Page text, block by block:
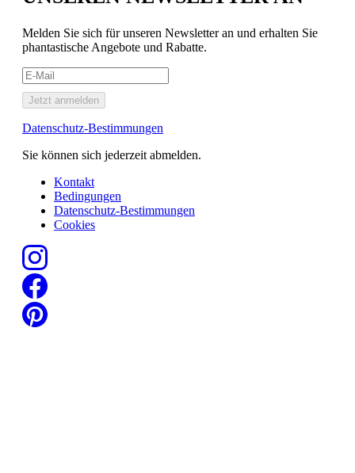
Melden Sie sich für unseren Newsletter an und erhalten Sie
phantastische Angebote und Rabatte.
Jetzt anmelden
Datenschutz-Bestimmungen
Sie können sich jederzeit abmelden.
Kontakt
Bedingungen
Datenschutz-Bestimmungen
Cookies